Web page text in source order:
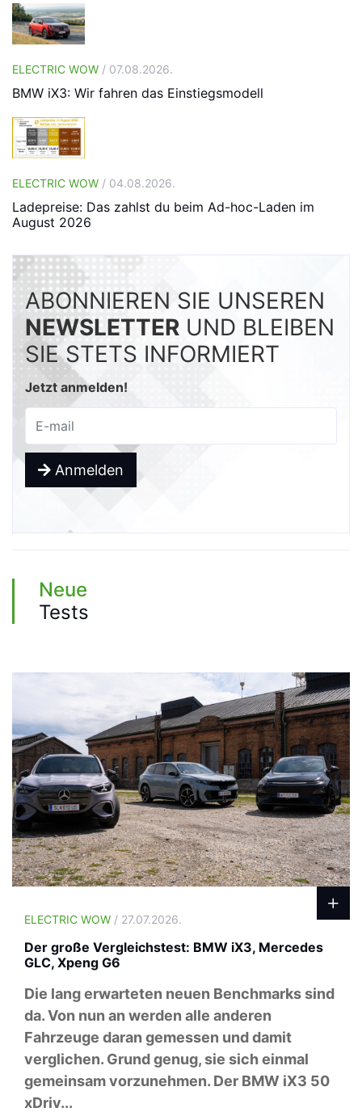
ELECTRIC WOW / 07.08.2026.
BMW iX3: Wir fahren das Einstiegsmodell
ELECTRIC WOW / 04.08.2026.
Ladepreise: Das zahlst du beim Ad-hoc-Laden im
August 2026
ABONNIEREN SIE UNSEREN
NEWSLETTER UND BLEIBEN
SIE STETS INFORMIERT
Jetzt anmelden!
Anmelden
Neue
Tests
ELECTRIC WOW / 27.07.2026.
Der große Vergleichstest: BMW iX3, Mercedes
GLC, Xpeng G6
Die lang erwarteten neuen Benchmarks sind
da. Von nun an werden alle anderen
Fahrzeuge daran gemessen und damit
verglichen. Grund genug, sie sich einmal
gemeinsam vorzunehmen. Der BMW iX3 50
xDriv...